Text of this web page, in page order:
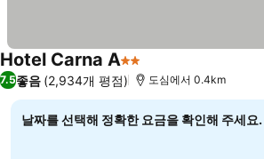
Hotel Carna A2 성급
7.5좋음 (2,934개 평점) 도심에서 0.4km
날짜를 선택해 정확한 요금을 확인해 주세요.